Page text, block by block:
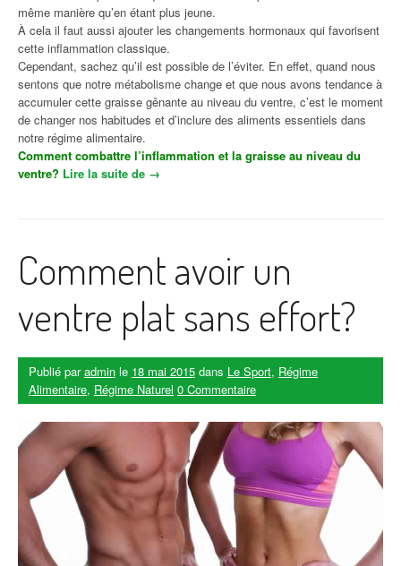
même manière qu’en étant plus jeune.
À cela il faut aussi ajouter les changements hormonaux qui favorisent
cette inflammation classique.
Cependant, sachez qu’il est possible de l’éviter. En effet, quand nous
sentons que notre métabolisme change et que nous avons tendance à
accumuler cette graisse gênante au niveau du ventre, c’est le moment
de changer nos habitudes et d’inclure des aliments essentiels dans
notre régime alimentaire.
Comment combattre l’inflammation et la graisse au niveau du
ventre? Lire la suite de « Les aliments qui combattent la graisse au
→
Comment avoir un
ventre plat sans effort?
Publié paradmin le 18 mai 2015 dans Le Sport, Régime
Alimentaire, Régime Naturel 0 Commentaire